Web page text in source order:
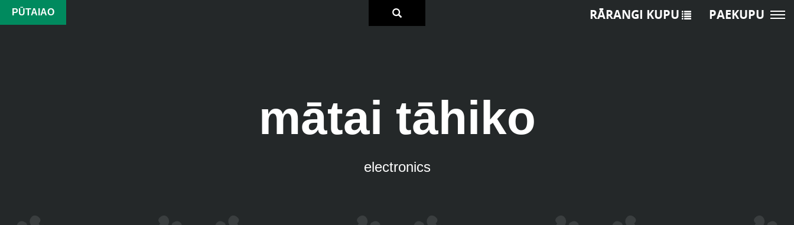
PŪTAIAO
mātai tāhiko
electronics
RĀRANGI KUPU PAEKUPU